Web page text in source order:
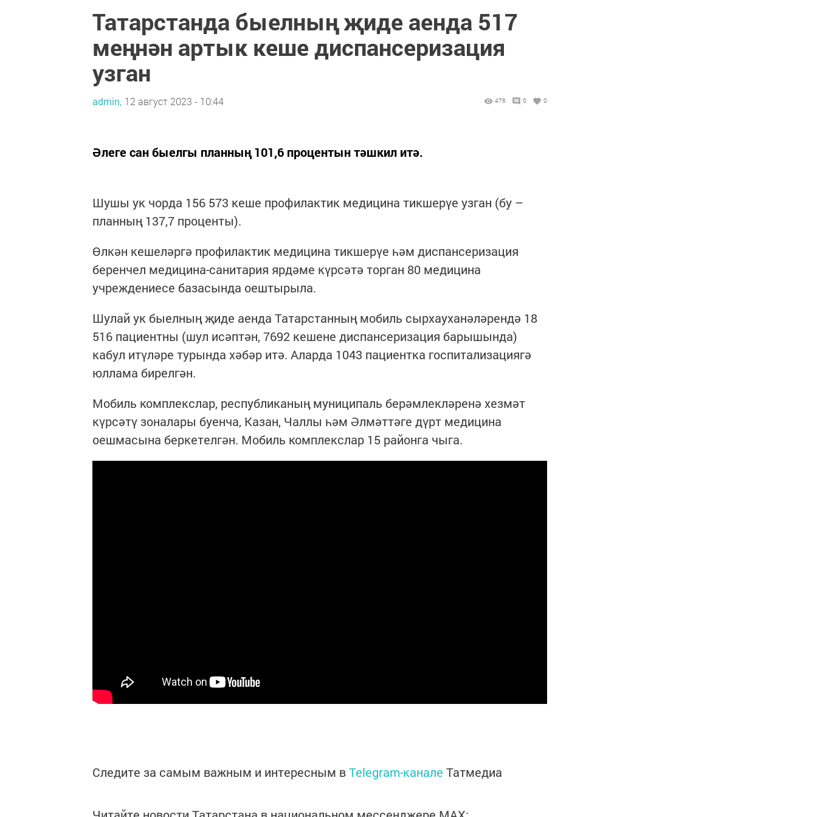
Татарстанда быелның җиде аенда 517
меңнән артык кеше диспансеризация
узган
admin, 12 август 2023 - 10:44 476 0 0
Әлеге сан быелгы планның 101,6 процентын тәшкил итә.
Шушы ук чорда 156 573 кеше профилактик медицина тикшерүе узган (бу –
планның 137,7 проценты).
Өлкән кешеләргә профилактик медицина тикшерүе һәм диспансеризация
беренчел медицина-санитария ярдәме күрсәтә торган 80 медицина
учреждениесе базасында оештырыла.
Шулай ук быелның җиде аенда Татарстанның мобиль сырхауханәләрендә 18
516 пациентны (шул исәптән, 7692 кешене диспансеризация барышында)
кабул итүләре турында хәбәр итә. Аларда 1043 пациентка госпитализациягә
юллама бирелгән.
Мобиль комплекслар, республиканың муниципаль берәмлекләренә хезмәт
күрсәтү зоналары буенча, Казан, Чаллы һәм Әлмәттәге дүрт медицина
оешмасына беркетелгән. Мобиль комплекслар 15 районга чыга.
Следите за самым важным и интересным вTelegram-канале Татмедиа